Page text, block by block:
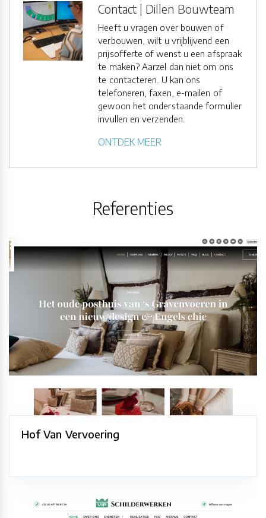
Contact | Dillen Bouwteam
Heeft u vragen over bouwen of
verbouwen, wilt u vrijblijvend een
prijsofferte of wenst u een afspraak
te maken? Aarzel dan niet om ons
te contacteren. U kan ons
telefoneren, faxen, e-mailen of
gewoon het onderstaande formulier
invullen en verzenden.
ONTDEK MEER
Referenties
Hof Van Vervoering